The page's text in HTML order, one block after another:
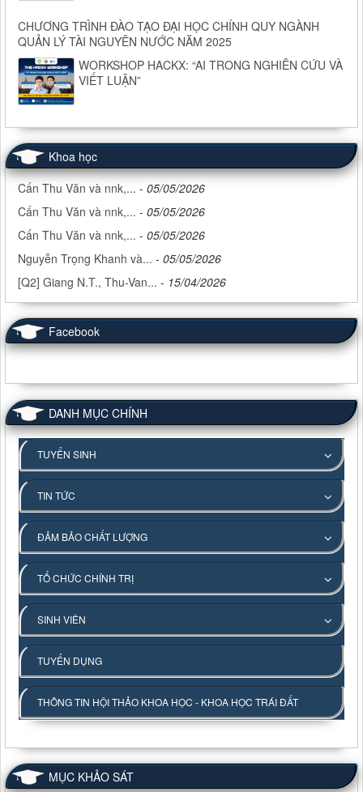
CHƯƠNG TRÌNH ĐÀO TẠO ĐẠI HỌC CHÍNH QUY NGÀNH
QUẢN LÝ TÀI NGUYÊN NƯỚC NĂM 2025
WORKSHOP HACKX: “AI TRONG NGHIÊN CỨU VÀ
VIẾT LUẬN”
Khoa học
Cấn Thu Văn và nnk,... - 05/05/2026
Cấn Thu Văn và nnk,... - 05/05/2026
Cấn Thu Văn và nnk,... - 05/05/2026
Nguyễn Trọng Khanh và... - 05/05/2026
[Q2] Giang N.T., Thu-Van... - 15/04/2026
Facebook
DANH MỤC CHÍNH
TUYỂN SINH
TIN TỨC
ĐẢM BẢO CHẤT LƯỢNG
TỔ CHỨC CHÍNH TRỊ
SINH VIÊN
TUYỂN DỤNG
THÔNG TIN HỘI THẢO KHOA HỌC - KHOA HỌC TRÁI ĐẤT
MỤC KHẢO SÁT